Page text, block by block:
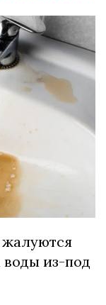
воды из-под